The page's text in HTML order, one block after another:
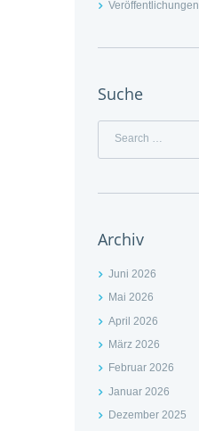
Veröffentlichungen
Suche
Archiv
Juni 2026
Mai 2026
April 2026
März 2026
Februar 2026
Januar 2026
Dezember 2025